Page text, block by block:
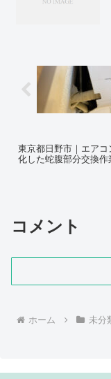
東京都日野市｜エア
化した蛇腹部分交換作
コメント
ホーム 未分